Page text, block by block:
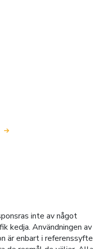
inte av något
kedja. Användningen av
är enbart i referenssyfte